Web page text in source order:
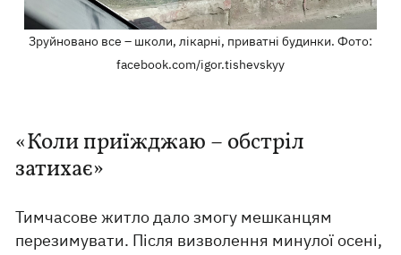
Зруйновано все – школи, лікарні, приватні будинки. Фото:
facebook.com/igor.tishevskyy
«Коли приїжджаю – обстріл
затихає»
Тимчасове житло дало змогу мешканцям
перезимувати. Після визволення минулої осені,